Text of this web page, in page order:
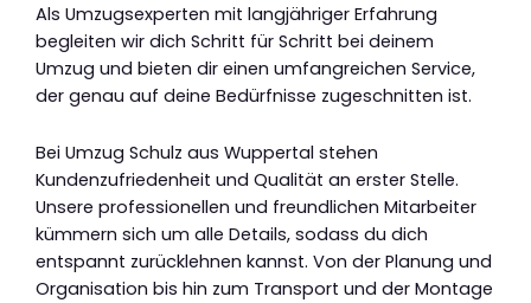
Als Umzugsexperten mit langjähriger Erfahrung
begleiten wir dich Schritt für Schritt bei deinem
Umzug und bieten dir einen umfangreichen Service,
der genau auf deine Bedürfnisse zugeschnitten ist.
Bei Umzug Schulz aus Wuppertal stehen
Kundenzufriedenheit und Qualität an erster Stelle.
Unsere professionellen und freundlichen Mitarbeiter
kümmern sich um alle Details, sodass du dich
entspannt zurücklehnen kannst. Von der Planung und
Organisation bis hin zum Transport und der Montage